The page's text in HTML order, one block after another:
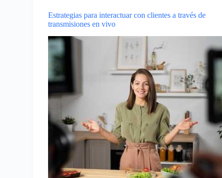
Estrategias para interactuar con clientes a través de
transmisiones en vivo